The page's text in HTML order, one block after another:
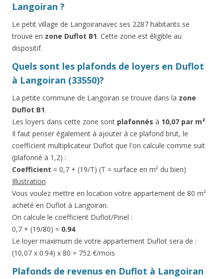
Langoiran ?
Le petit village de Langoiranavec ses 2287 habitants se
trouve en zone Duflot B1. Cette zone est éligible au
dispositif.
Quels sont les plafonds de loyers en Duflot
à Langoiran (33550)?
La petite commune de Langoiran se trouve dans la zone
Duflot B1.
Les loyers dans cette zone sont plafonnés à 10,07 par m²
Il faut penser également à ajouter à ce plafond brut, le
coefficient multiplicateur Duflot que l'on calcule comme suit
(plafonné à 1,2) :
Coefficient = 0,7 + (19/T) (T = surface en m² du bien)
Illustration
Vous voulez mettre en location votre appartement de 80 m²
acheté en Duflot à Langoiran.
On calcule le coefficient Duflot/Pinel :
0,7 + (19/80) = 0.94
Le loyer maximum de votre appartement Duflot sera de :
(10,07 x 0.94) x 80 = 752 €/mois
Plafonds de revenus en Duflot à Langoiran